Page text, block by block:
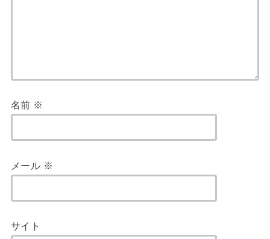
名前 ※
メール ※
サイト